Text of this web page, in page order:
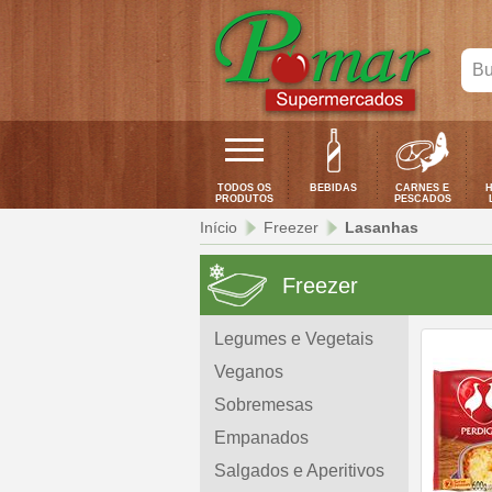
seu
TODOS OS
PRODUTOS
BEBIDAS
CARNES E
PESCADOS
Início Freezer Lasanhas
Freezer
Legumes e Vegetais
Veganos
Sobremesas
Empanados
Salgados e Aperitivos